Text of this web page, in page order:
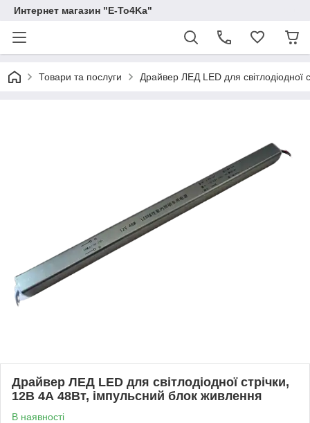
Интернет магазин "E-To4Ka"
Товари та послуги Драйвер ЛЕД LED для світлодіодної
Драйвер ЛЕД LED для світлодіодної стрічки,
12В 4А 48Вт, імпульсний блок живлення
В наявності